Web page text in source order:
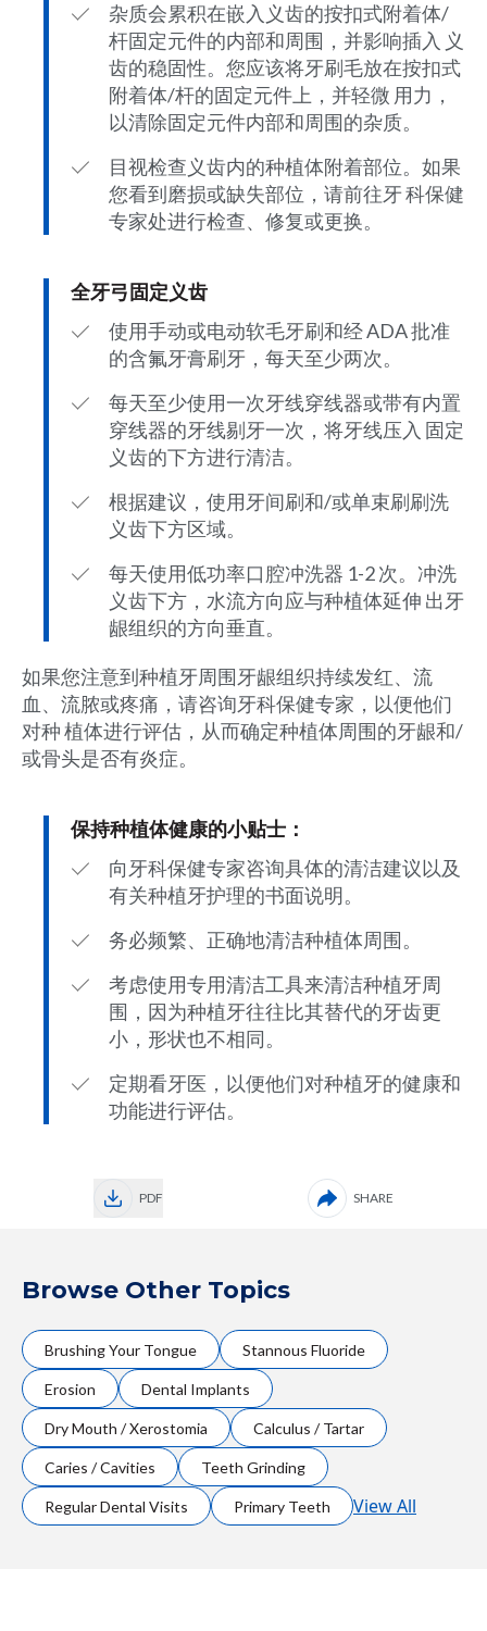
杂质会累积在嵌入义齿的按扣式附着体/
杆固定元件的内部和周围，并影响插入 义
齿的稳固性。您应该将牙刷毛放在按扣式
附着体/杆的固定元件上，并轻微 用力，
以清除固定元件内部和周围的杂质。
目视检查义齿内的种植体附着部位。如果
您看到磨损或缺失部位，请前往牙 科保健
专家处进行检查、修复或更换。
全牙弓固定义齿
使用手动或电动软毛牙刷和经 ADA 批准
的含氟牙膏刷牙，每天至少两次。
每天至少使用一次牙线穿线器或带有内置
穿线器的牙线剔牙一次，将牙线压入 固定
义齿的下方进行清洁。
根据建议，使用牙间刷和/或单束刷刷洗
义齿下方区域。
每天使用低功率口腔冲洗器 1-2 次。冲洗
义齿下方，水流方向应与种植体延伸 出牙
龈组织的方向垂直。
如果您注意到种植牙周围牙龈组织持续发红、流
血、流脓或疼痛，请咨询牙科保健专家，以便他们
对种 植体进行评估，从而确定种植体周围的牙龈和/
或骨头是否有炎症。
保持种植体健康的小贴士：
向牙科保健专家咨询具体的清洁建议以及
有关种植牙护理的书面说明。
务必频繁、正确地清洁种植体周围。
考虑使用专用清洁工具来清洁种植牙周
围，因为种植牙往往比其替代的牙齿更
小，形状也不相同。
定期看牙医，以便他们对种植牙的健康和
功能进行评估。
PDF SHARE
Browse Other Topics
Brushing Your Tongue Stannous Fluoride
Erosion Dental Implants
Dry Mouth / Xerostomia Calculus / Tartar
Caries / Cavities Teeth Grinding
Regular Dental Visits Primary Teeth View All